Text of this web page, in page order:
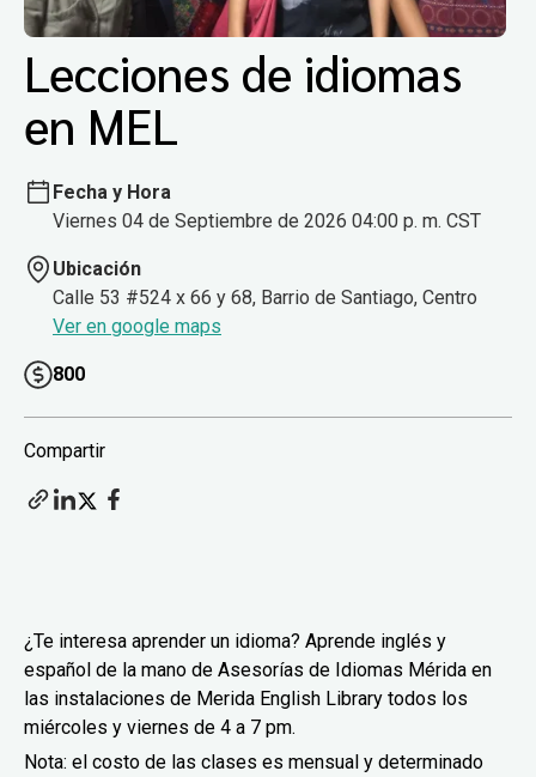
Lecciones de idiomas
en MEL
Fecha y Hora
Viernes 04 de Septiembre de 2026 04:00 p. m. CST
Ubicación
Calle 53 #524 x 66 y 68, Barrio de Santiago, Centro
Ver en google maps
800
Compartir
¿Te interesa aprender un idioma? Aprende inglés y
español de la mano de Asesorías de Idiomas Mérida en
las instalaciones de Merida English Library todos los
miércoles y viernes de 4 a 7 pm.
Nota: el costo de las clases es mensual y determinado